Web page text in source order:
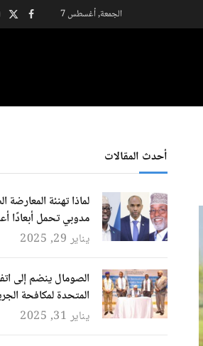
الجمعة, أغسطس 7 فيسبوك
X
أحدث المقالات
لماذا تهنئة المعارضة
مدوبي تحمل أبعادًا
يناير 29, 2025
الصومال ينضم إلى
المتحدة لمكافحة
يناير 31, 2025